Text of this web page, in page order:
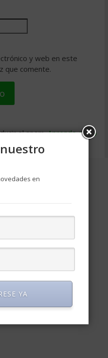
y web en este
que comente.
el spam.Aprende cómo
.
en
YA